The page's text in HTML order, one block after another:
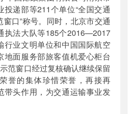
投递部等211个单位“全国交通
口”称号。同时，北京市交通
执法大队等185个2016—2017
行业文明单位和中国国际航空
地面服务部旅客值机爱心柜台
范窗口经过复核确认继续保留
誉的集体珍惜荣誉，再接再
带头作用，为交通运输事业发